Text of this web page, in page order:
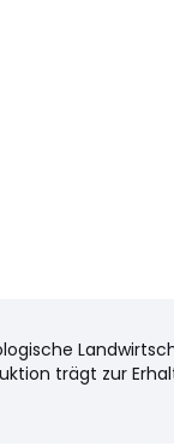
trägt zur